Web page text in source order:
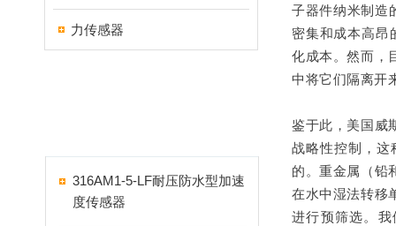
力传感器
316AM1-5-LF耐压防水型加速
度传感器
子器件纳米制造
密集和成本高昂
化成本。然而，
中将它们隔离开
鉴于此，美国威
战略性控制，这
的。重金属（铅
在水中湿法转移
进行预筛选。